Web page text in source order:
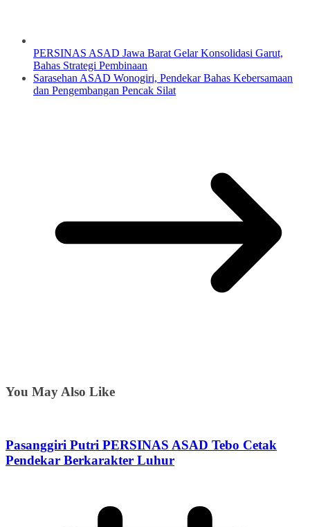
PERSINAS ASAD Jawa Barat Gelar Konsolidasi Garut,
Bahas Strategi Pembinaan
Sarasehan ASAD Wonogiri, Pendekar Bahas Kebersamaan
dan Pengembangan Pencak Silat
You May Also Like
Pasanggiri Putri PERSINAS ASAD Tebo Cetak
Pendekar Berkarakter Luhur